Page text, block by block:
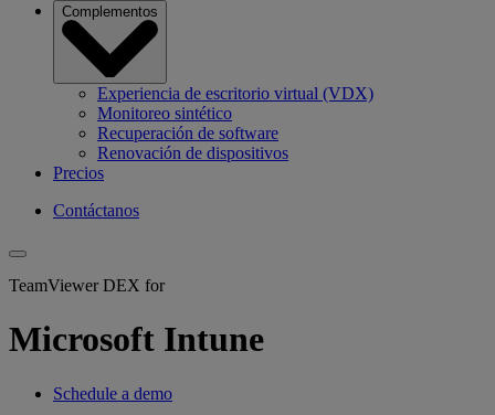
Complementos
Experiencia de escritorio virtual (VDX)
Monitoreo sintético
Recuperación de software
Renovación de dispositivos
Precios
Contáctanos
TeamViewer DEX for
Microsoft Intune
Schedule a demo